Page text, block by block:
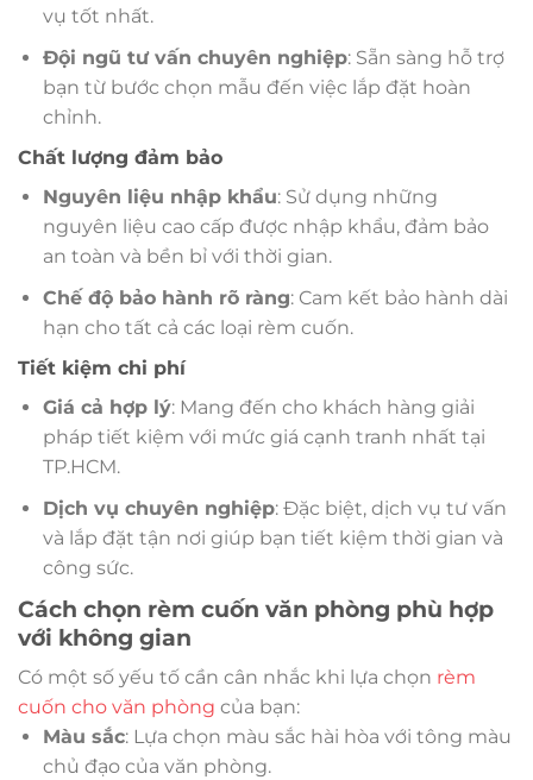
vụ tốt nhất.
Đội ngũ tư vấn chuyên nghiệp: Sẵn sàng hỗ trợ
bạn từ bước chọn mẫu đến việc lắp đặt hoàn
chỉnh.
Chất lượng đảm bảo
Nguyên liệu nhập khẩu: Sử dụng những
nguyên liệu cao cấp được nhập khẩu, đảm bảo
an toàn và bền bỉ với thời gian.
Chế độ bảo hành rõ ràng: Cam kết bảo hành dài
hạn cho tất cả các loại rèm cuốn.
Tiết kiệm chi phí
Giá cả hợp lý: Mang đến cho khách hàng giải
pháp tiết kiệm với mức giá cạnh tranh nhất tại
TP.HCM.
Dịch vụ chuyên nghiệp: Đặc biệt, dịch vụ tư vấn
và lắp đặt tận nơi giúp bạn tiết kiệm thời gian và
công sức.
Cách chọn rèm cuốn văn phòng phù hợp
với không gian
Có một số yếu tố cần cân nhắc khi lựa chọn rèm
cuốn cho văn phòng của bạn:
Màu sắc: Lựa chọn màu sắc hài hòa với tông màu
chủ đạo của văn phòng.